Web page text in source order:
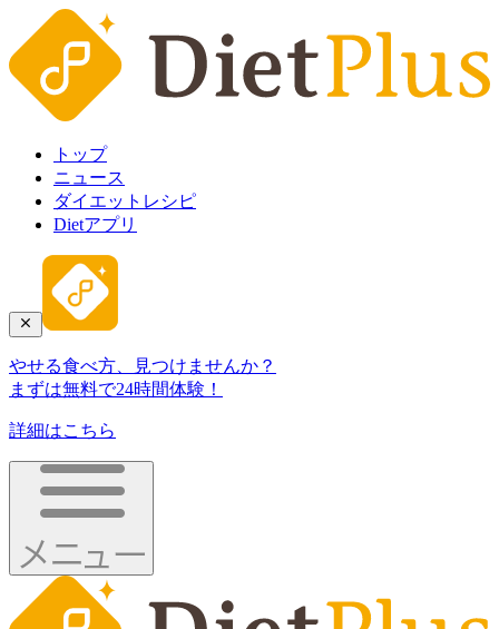
トップ
ニュース
ダイエットレシピ
Dietアプリ
やせる食べ方、見つけませんか？
まずは無料で24時間体験！
詳細はこちら